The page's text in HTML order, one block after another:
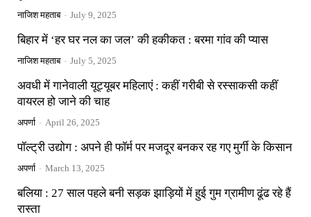
नाजिश महताब - July 9, 2025
बिहार में ‘हर घर नल का जल’ की हकीकत : बरमा गांव की प्यास
नाजिश महताब - July 5, 2025
अवधी में गानेवाली यूट्यूबर महिलाएं : कहीं गरीबी से रस्साकसी कहीं
वायरल हो जाने की चाह
अपर्णा - April 26, 2025
पॉल्ट्री उद्योग : अपने ही फॉर्म पर मजदूर बनकर रह गए मुर्गी के किसान
अपर्णा - March 13, 2025
बलिया : 27 साल पहले बनी सड़क झाड़ियों में हुई गुम ग्रामीण ढूंढ रहे हैं
रास्ता